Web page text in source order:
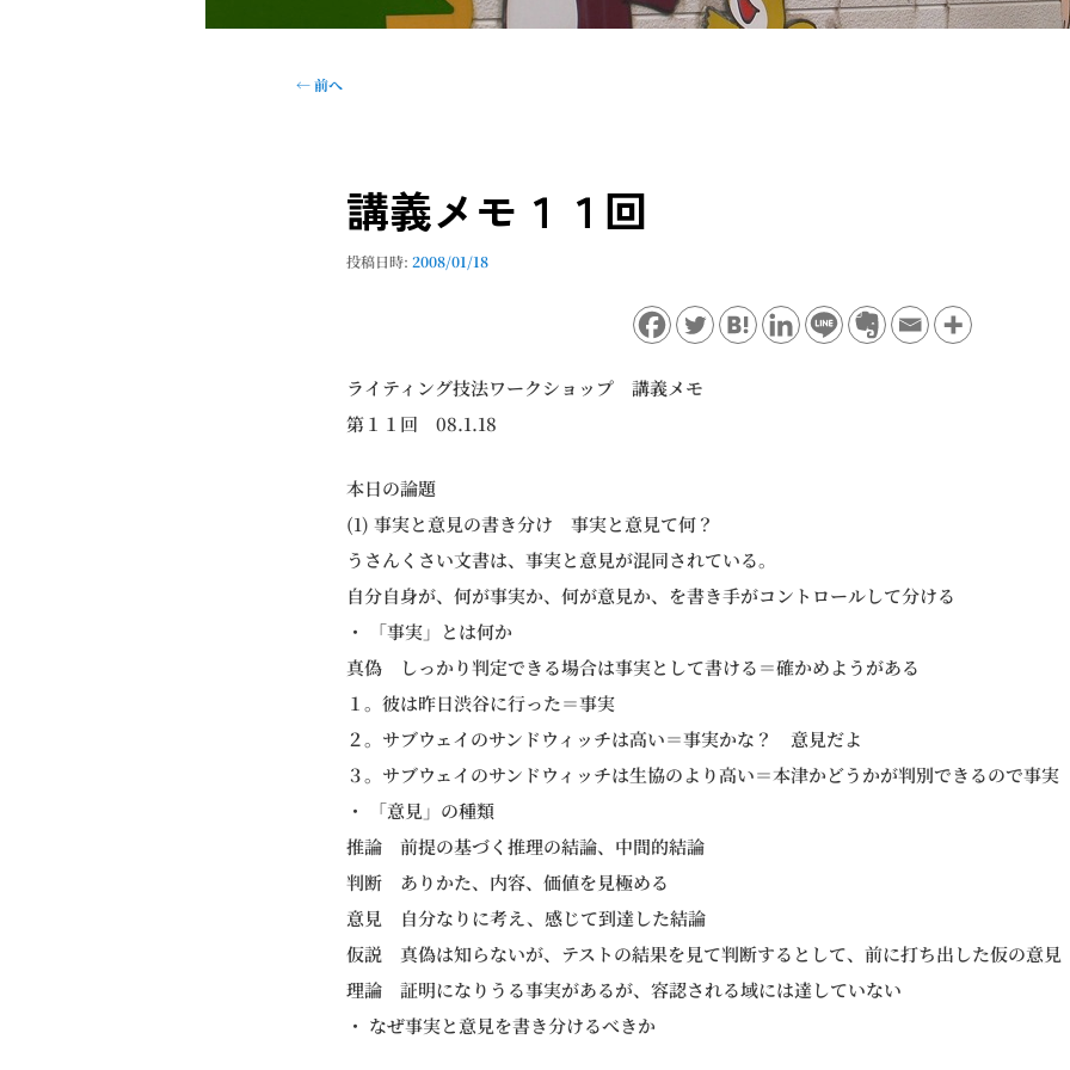
投
←前へ
講義メモ１１回
投稿日時:2008/01/18
ライティング技法ワークショップ 講義メモ
第１１回 08.1.18
本日の論題
(1) 事実と意見の書き分け 事実と意見て何？
うさんくさい文書は、事実と意見が混同されている。
自分自身が、何が事実か、何が意見か、を書き手がコントロールして分ける
・ 「事実」とは何か
真偽 しっかり判定できる場合は事実として書ける＝確かめようがある
１。彼は昨日渋谷に行った＝事実
２。サブウェイのサンドウィッチは高い＝事実かな？ 意見だよ
３。サブウェイのサンドウィッチは生協のより高い＝本津かどうかが判別できるので事実
・ 「意見」の種類
推論 前提の基づく推理の結論、中間的結論
判断 ありかた、内容、価値を見極める
意見 自分なりに考え、感じて到達した結論
仮説 真偽は知らないが、テストの結果を見て判断するとして、前に打ち出した仮の意見
理論 証明になりうる事実があるが、容認される域には達していない
・ なぜ事実と意見を書き分けるべきか